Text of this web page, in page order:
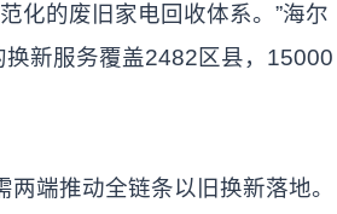
化的废旧家电回收体系。”海尔
换新服务覆盖2482区县，15000
端推动全链条以旧换新落地。